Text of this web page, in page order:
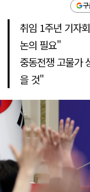
취임 1주년 기자
논의 필요"
중동전쟁 고물가
을 것"